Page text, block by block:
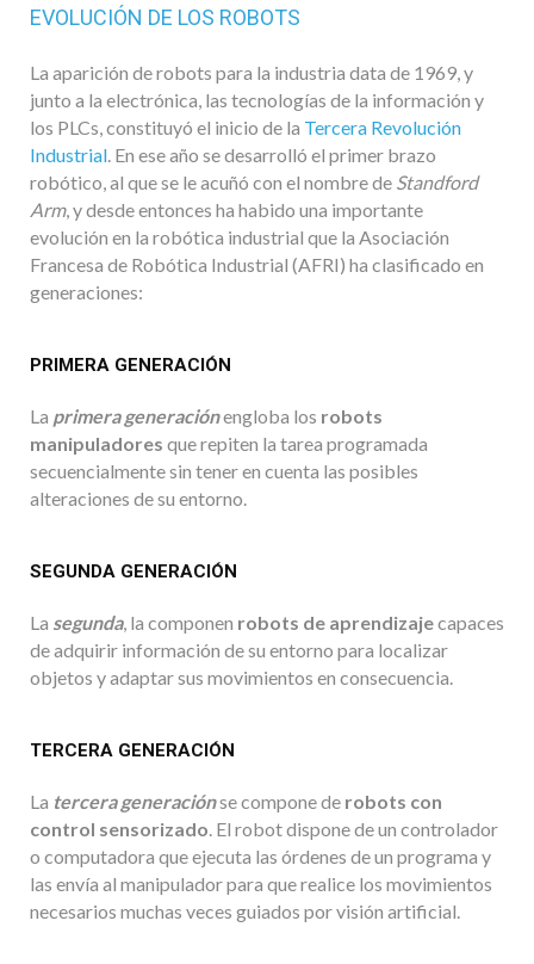
EVOLUCIÓN DE LOS ROBOTS
La aparición de robots para la industria data de 1969, y
junto a la electrónica, las tecnologías de la información y
los PLCs, constituyó el inicio de la Tercera Revolución
Industrial. En ese año se desarrolló el primer brazo
robótico, al que se le acuñó con el nombre de Standford
Arm, y desde entonces ha habido una importante
evolución en la robótica industrial que la Asociación
Francesa de Robótica Industrial (AFRI) ha clasificado en
generaciones:
PRIMERA GENERACIÓN
La primera generaciónengloba los robots
manipuladores que repiten la tarea programada
secuencialmente sin tener en cuenta las posibles
alteraciones de su entorno.
SEGUNDA GENERACIÓN
La segunda, la componen robots de aprendizajecapaces
de adquirir información de su entorno para localizar
objetos y adaptar sus movimientos en consecuencia.
TERCERA GENERACIÓN
La tercera generaciónse compone de robots con
control sensorizado. El robot dispone de un controlador
o computadora que ejecuta las órdenes de un programa y
las envía al manipulador para que realice los movimientos
necesarios muchas veces guiados por visión artificial.